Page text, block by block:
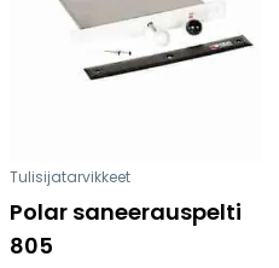
Tulisijatarvikkeet
Polar saneerauspelti
805